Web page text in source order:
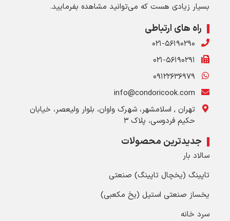
بسیار زیادی هست که می‌توانید مشاهده بفرمایید.
راه های ارتباطی
۰۲۱-۵۶۱۹۰۲۹۰
۰۲۱-۵۶۱۹۰۲۹۱
۰۹۱۲۲۶۳۶۹۷۹
info@condoricook.com
تهران , اسلامشهر، شهرک واوان، بلوار ولیعصر، خیابان
حکیم فردوسی، پلاک ۳
جدیدترین محصولات
سالاد بار
تاپینگ (یخچال تاپینگ) صنعتی
یخساز صنعتی استیل (یخ مکعبی)
سرد خانه